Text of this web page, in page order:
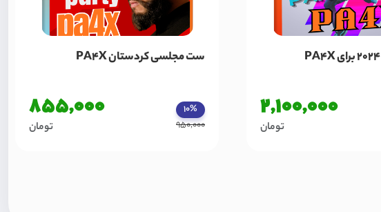
2,100,000
تومان
ست مجلسی کردستان PA4X
10%
950,000
855,000
تومان